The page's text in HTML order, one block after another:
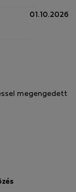
01.10.2026
megengedett